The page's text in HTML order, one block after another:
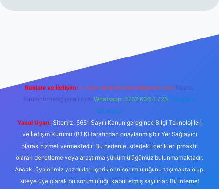
Reklam ve İletişim: E-mail: backlinkpaneli@gmail.com Teams:
forumhizmeti@gmail.com Whatsapp: 0262 606 0 726 Telegram:
@karabul
Yasal Uyarı: Sitemiz, 5651 Sayılı Kanun gereğince Bilgi Teknolojileri
ve İletişim Kurumu (BTK) tarafından onaylanmış bir Yer Sağlayıcı
olarak hizmet vermektedir. Bu nedenle, sitedeki içerikleri proaktif
olarak denetleme veya araştırma yükümlülüğümüz bulunmamaktadır.
Ancak, üyelerimiz yazdıkları içeriklerin sorumluluğunu taşımakta olup,
siteye üye olarak bu sorumluluğu kabul etmiş sayılırlar. Bu internet